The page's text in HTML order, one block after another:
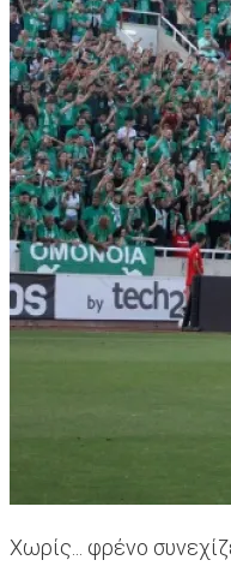
Χωρίς... φρένο